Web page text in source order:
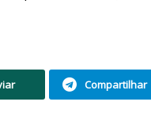
Compartilhar